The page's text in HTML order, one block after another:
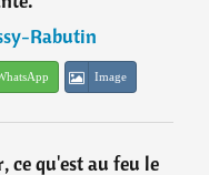
Rabutin
Image
ce qu'est au feu le